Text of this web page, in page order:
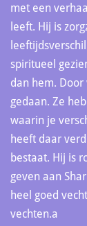
met een
leeft. Hij is
spiritueel
dan hem.
gedaan. Ze
waarin je
heeft daar
bestaat. Hij is
geven aan
heel goed
vechten.a